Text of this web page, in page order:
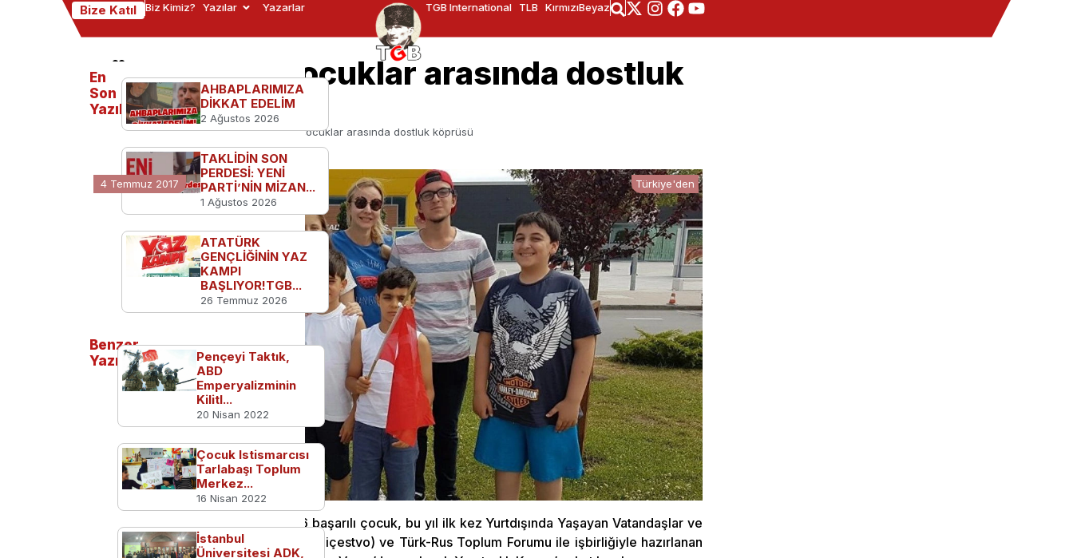
Bize Katıl Biz Kimiz? Yazılar Yazarlar TGB International TLB KırmızıBeyaz
Türk ve Rus çocuklar arasında dostluk
köprüsü
Ana Sayfa Türkiye'den Türk ve Rus çocuklar arasında dostluk köprüsü
4 Temmuz 2017 Türkiye'den
Türkiye’den 9 ilâ 17 yaşlarındaki 6 başarılı çocuk, bu yıl ilk kez Yurtdışında Yaşayan Vatandaşlar ve
Uluslararası İşbirliği Ajansı (Rossotrudniçestvo) ve Türk-Rus Toplum Forumu ile işbirliğiyle hazırlanan
En
Son
Yazılanlar
AHBAPLARIMIZA
DİKKAT EDELİM
2 Ağustos 2026
TAKLİDİN SON
PERDESİ: YENİ
PARTİ’NİN MİZAN...
1 Ağustos 2026
ATATÜRK
GENÇLİĞİNİN YAZ
KAMPI
BAŞLIYOR!TGB...
26 Temmuz 2026
Benzer
Yazılar
Pençeyi Taktık,
ABD
Emperyalizminin
Kilitl...
20 Nisan 2022
Çocuk Istismarcısı
Tarlabaşı Toplum
Merkez...
16 Nisan 2022
İstanbul
Üniversitesi ADK,